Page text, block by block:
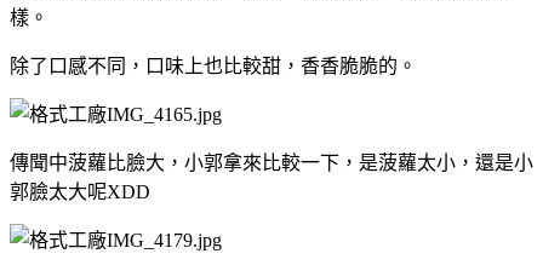
樣。
除了口感不同，口味上也比較甜，香香脆脆的。
傳聞中菠蘿比臉大，小郭拿來比較一下，是菠蘿太小，還是小
郭臉太大呢XDD